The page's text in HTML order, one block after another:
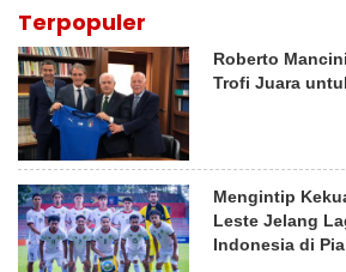
Terpopuler
Roberto
Trofi Juara
Mengintip
Leste Jelang
Indonesia di